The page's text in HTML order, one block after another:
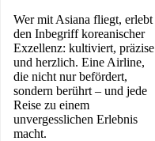
Wer mit Asiana fliegt, erlebt
den Inbegriff koreanischer
Exzellenz: kultiviert, präzise
und herzlich. Eine Airline,
die nicht nur befördert,
sondern berührt – und jede
Reise zu einem
unvergesslichen Erlebnis
macht.